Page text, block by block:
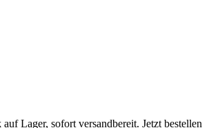
Lager, sofort versandbereit. Jetzt bestellen